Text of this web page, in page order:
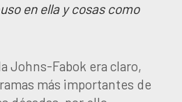
en ella y cosas como
Johns-Fabok era claro,
más importantes de